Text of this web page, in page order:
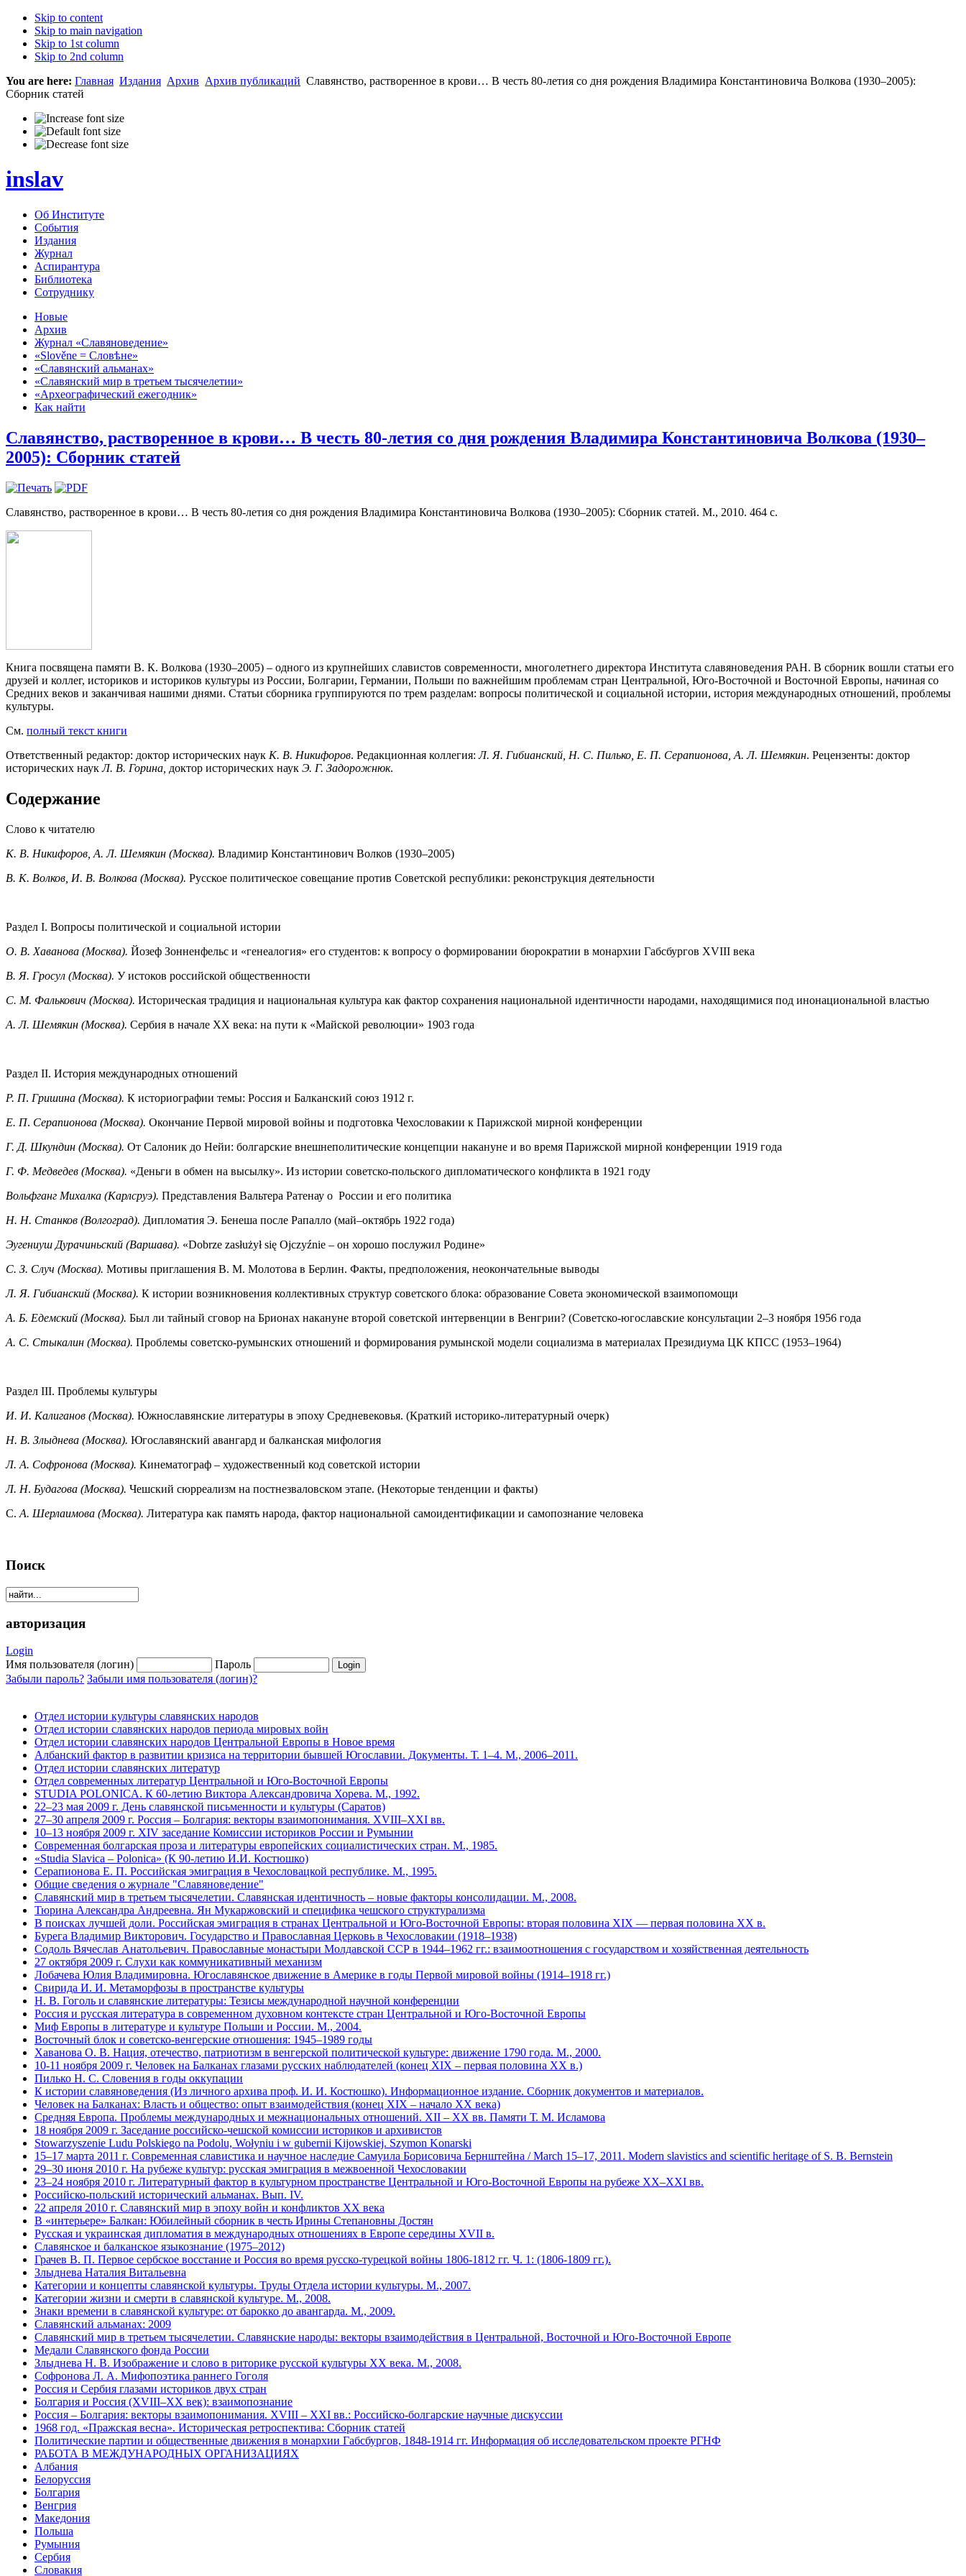
Skip to content
Skip to main navigation
Skip to 1st column
Skip to 2nd column
You are here: Главная Издания Архив Архив публикаций Славянство, растворенное в крови… В честь 80-летия со дня рождения Владимира Константиновича Волкова (1930–2005):
Сборник статей
inslav
Об Институте
События
Издания
Журнал
Аспирантура
Библиотека
Сотруднику
Новые
Архив
Журнал «Славяноведение»
«Slověne = Словѣне»
«Славянский альманах»
«Славянский мир в третьем тысячелетии»
«Археографический ежегодник»
Как найти
Славянство, растворенное в крови… В честь 80-летия со дня рождения Владимира Константиновича Волкова (1930–
2005): Сборник статей
Славянство, растворенное в крови… В честь 80-летия со дня рождения Владимира Константиновича Волкова (1930–2005): Сборник статей. М., 2010. 464 с.
Книга посвящена памяти В. К. Волкова (1930–2005) – одного из крупнейших славистов современности, многолетнего директора Института славяноведения РАН. В сборник вошли статьи его
друзей и коллег, историков и историков культуры из России, Болгарии, Германии, Польши по важнейшим проблемам стран Центральной, Юго-Восточной и Восточной Европы, начиная со
Средних веков и заканчивая нашими днями. Статьи сборника группируются по трем разделам: вопросы политической и социальной истории, история международных отношений, проблемы
культуры.
См. полный текст книги
Ответственный редактор: доктор исторических наук К. В. Никифоров. Редакционная коллегия:Л. Я. Гибианский, Н. С. Пилько, Е. П. Серапионова, А. Л. Шемякин. Рецензенты: доктор
исторических наукЛ. В. Горина, доктор исторических наук Э. Г. Задорожнюк.
Содержание
Слово к читателю
К. В. Никифоров, А. Л. Шемякин (Москва). Владимир Константинович Волков (1930–2005)
В. К. Волков, И. В. Волкова (Москва). Русское политическое совещание против Советской республики: реконструкция деятельности
Раздел I. Вопросы политической и социальной истории
О. В. Хаванова (Москва). Йозеф Зонненфельс и «генеалогия» его студентов: к вопросу о формировании бюрократии в монархии Габсбургов XVIII века
В. Я. Гросул (Москва). У истоков российской общественности
С. М. Фалькович (Москва). Историческая традиция и национальная культура как фактор сохранения национальной идентичности народами, находящимися под инонациональной властью
А. Л. Шемякин (Москва). Сербия в начале XX века: на пути к «Майской революции» 1903 года
Раздел II. История международных отношений
Р. П. Гришина (Москва). К историографии темы: Россия и Балканский союз 1912 г.
Е. П. Серапионова (Москва). Окончание Первой мировой войны и подготовка Чехословакии к Парижской мирной конференции
Г. Д. Шкундин (Москва). От Салоник до Нейи: болгарские внешнеполитические концепции накануне и во время Парижской мирной конференции 1919 года
Г. Ф. Медведев (Москва). «Деньги в обмен на высылку». Из истории советско-польского дипломатического конфликта в 1921 году
Вольфганг Михалка (Карлсруэ). Представления Вальтера Ратенау о России и его политика
Н. Н. Станков (Волгоград). Дипломатия Э. Бенеша после Рапалло (май–октябрь 1922 года)
Эугениуш Дурачиньский (Варшава). «Dobrze zasłużył się Ojczyźnie – он хорошо послужил Родине»
С. З. Случ (Москва). Мотивы приглашения В. М. Молотова в Берлин. Факты, предположения, неокончательные выводы
Л. Я. Гибианский (Москва). К истории возникновения коллективных структур советского блока: образование Совета экономической взаимопомощи
А. Б. Едемский (Москва). Был ли тайный сговор на Брионах накануне второй советской интервенции в Венгрии? (Советско-югославские консультации 2–3 ноября 1956 года
А. С. Стыкалин (Москва). Проблемы советско-румынских отношений и формирования румынской модели социализма в материалах Президиума ЦК КПСС (1953–1964)
Раздел III. Проблемы культуры
И. И. Калиганов (Москва). Южнославянские литературы в эпоху Средневековья. (Краткий историко-литературный очерк)
Н. В. Злыднева (Москва). Югославянский авангард и балканская мифология
Л. А. Софронова (Москва). Кинематограф – художественный код советской истории
Л. Н. Будагова (Москва). Чешский сюрреализм на постнезваловском этапе. (Некоторые тенденции и факты)
С. А. Шерлаимова (Москва). Литература как память народа, фактор национальной самоидентификации и самопознание человека
Поиск
авторизация
Login
Имя пользователя (логин)
Пароль
Забыли пароль? Забыли имя пользователя (логин)?
Отдел истории культуры славянских народов
Отдел истории славянских народов периода мировых войн
Отдел истории славянских народов Центральной Европы в Новое время
Албанский фактор в развитии кризиса на территории бывшей Югославии. Документы. Т. 1–4. М., 2006–2011.
Отдел истории славянских литератур
Отдел современных литератур Центральной и Юго-Восточной Европы
STUDIA POLONICA. К 60-летию Виктора Александровича Хорева. М., 1992.
22–23 мая 2009 г. День славянской письменности и культуры (Саратов)
27–30 апреля 2009 г. Россия – Болгария: векторы взаимопонимания. ХVIII–ХХI вв.
10–13 ноября 2009 г. XIV заседание Комиссии историков России и Румынии
Современная болгарская проза и литературы европейских социалистических стран. М., 1985.
«Studia Slavica – Polonica» (К 90-летию И.И. Костюшко)
Серапионова Е. П. Российская эмиграция в Чехословацкой республике. М., 1995.
Общие сведения о журнале "Славяноведение"
Славянский мир в третьем тысячелетии. Славянская идентичность – новые факторы консолидации. М., 2008.
Тюрина Александра Андреевна. Ян Мукаржовский и специфика чешского структурализма
В поисках лучшей доли. Российская эмиграция в странах Центральной и Юго-Восточной Европы: вторая половина XIX — первая половина XX в.
Бурега Владимир Викторович. Государство и Православная Церковь в Чехословакии (1918–1938)
Содоль Вячеслав Анатольевич. Православные монастыри Молдавской ССР в 1944–1962 гг.: взаимоотношения с государством и хозяйственная деятельность
27 октября 2009 г. Слухи как коммуникативный механизм
Лобачева Юлия Владимировна. Югославянское движение в Америке в годы Первой мировой войны (1914–1918 гг.)
Свирида И. И. Метаморфозы в пространстве культуры
Н. В. Гоголь и славянские литературы: Тезисы международной научной конференции
Россия и русская литература в современном духовном контексте стран Центральной и Юго-Восточной Европы
Миф Европы в литературе и культуре Польши и России. М., 2004.
Восточный блок и советско-венгерские отношения: 1945–1989 годы
Хаванова О. В. Нация, отечество, патриотизм в венгерской политической культуре: движение 1790 года. М., 2000.
10-11 ноября 2009 г. Человек на Балканах глазами русских наблюдателей (конец XIX – первая половина XX в.)
Пилько Н. С. Словения в годы оккупации
К истории славяноведения (Из личного архива проф. И. И. Костюшко). Информационное издание. Сборник документов и материалов.
Человек на Балканах: Власть и общество: опыт взаимодействия (конец XIX – начало ХХ века)
Средняя Европа. Проблемы международных и межнациональных отношений. XII – XX вв. Памяти Т. М. Исламова
18 ноября 2009 г. Заседание российско-чешской комиссии историков и архивистов
Stowarzyszenie Ludu Polskiego na Podolu, Wołyniu i w gubernii Kijowskiej. Szymon Konarski
15–17 марта 2011 г. Современная славистика и научное наследие Самуила Борисовича Бернштейна / March 15–17, 2011. Modern slavistics and scientific heritage of S. B. Bernstein
29–30 июня 2010 г. На рубеже культур: русская эмиграция в межвоенной Чехословакии
23–24 ноября 2010 г. Литературный фактор в культурном пространстве Центральной и Юго-Восточной Европы на рубеже XX–XXI вв.
Российско-польский исторический альманах. Вып. IV.
22 апреля 2010 г. Славянский мир в эпоху войн и конфликтов ХХ века
В «интерьере» Балкан: Юбилейный сборник в честь Ирины Степановны Достян
Русская и украинская дипломатия в международных отношениях в Европе середины XVII в.
Славянское и балканское языкознание (1975–2012)
Грачев В. П. Первое сербское восстание и Россия во время русско-турецкой войны 1806-1812 гг. Ч. 1: (1806-1809 гг.).
Злыднева Наталия Витальевна
Категории и концепты славянской культуры. Труды Отдела истории культуры. М., 2007.
Категории жизни и смерти в славянской культуре. М., 2008.
Знаки времени в славянской культуре: от барокко до авангарда. М., 2009.
Славянский альманах: 2009
Славянский мир в третьем тысячелетии. Славянские народы: векторы взаимодействия в Центральной, Восточной и Юго-Восточной Европе
Медали Славянского фонда России
Злыднева Н. В. Изображение и слово в риторике русской культуры ХХ века. М., 2008.
Софронова Л. А. Мифопоэтика раннего Гоголя
Россия и Сербия глазами историков двух стран
Болгария и Россия (XVIII–XX век): взаимопознание
Россия – Болгария: векторы взаимопонимания. XVIII – XXI вв.: Российско-болгарские научные дискуссии
1968 год. «Пражская весна». Историческая ретроспектива: Сборник статей
Политические партии и общественные движения в монархии Габсбургов, 1848-1914 гг. Информация об исследовательском проекте РГНФ
РАБОТА В МЕЖДУНАРОДНЫХ ОРГАНИЗАЦИЯХ
Албания
Белоруссия
Болгария
Венгрия
Македония
Польша
Румыния
Сербия
Словакия